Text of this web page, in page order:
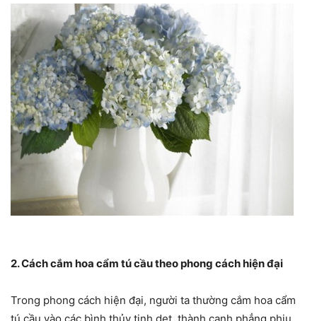
2. Cách cắm hoa cẩm tú cầu theo phong cách hiện đại
Trong phong cách hiện đại, người ta thường cắm hoa cẩm